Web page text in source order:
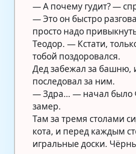
— А почему гудит? —
— Это он быстро
просто надо
Теодор. — Кстати,
тобой поздоровался.
Дед забежал за башню,
последовал за ним.
— Здра… — начал было
замер.
Там за тремя столами
кота, и перед каждым
игральные доски.